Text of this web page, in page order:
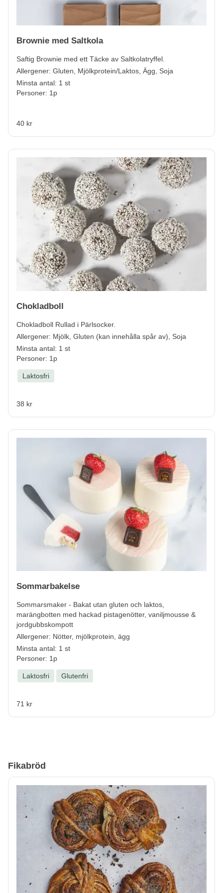
Brownie med Saltkola
Saftig Brownie med ett Täcke av Saltkolatryffel.
Allergener: Gluten, Mjölkprotein/Laktos, Ägg, Soja
Minsta antal: 1 st
Personer: 1p
40 kr
Chokladboll
Chokladboll Rullad i Pärlsocker.
Allergener: Mjölk, Gluten (kan innehålla spår av), Soja
Minsta antal: 1 st
Personer: 1p
Laktosfri
38 kr
Sommarbakelse
Sommarsmaker - Bakat utan gluten och laktos,
marängbotten med hackad pistagenötter, vaniljmousse &
jordgubbskompott
Allergener: Nötter, mjölkprotein, ägg
Minsta antal: 1 st
Personer: 1p
Laktosfri Glutenfri
71 kr
Fikabröd